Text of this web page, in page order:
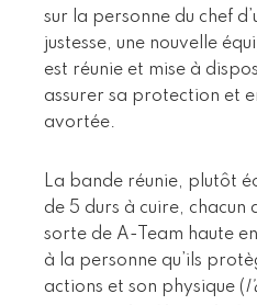
sur la personne du chef
justesse, une nouvelle
est réunie et mise à
assurer sa protection et
avortée.
La bande réunie, plutôt
de 5 durs à cuire, chacun
sorte de A-Team haute
à la personne qu’ils
actions et son physique (